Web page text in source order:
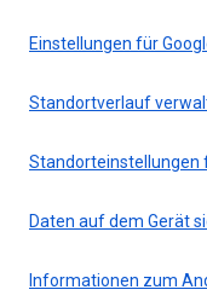
Einstellungen für
Standortverlauf
Standorteinstellungen
Daten auf dem Gerät
Informationen zum